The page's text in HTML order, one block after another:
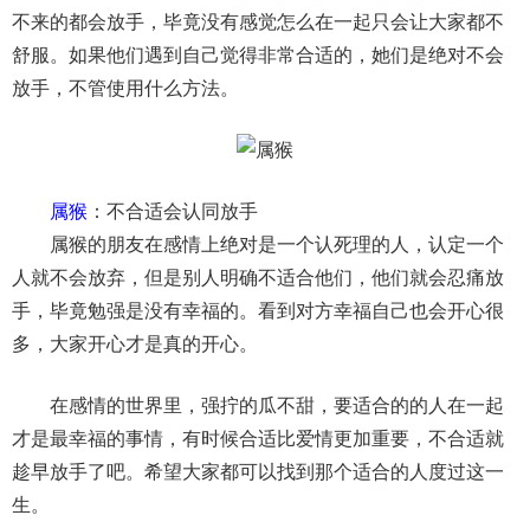
不来的都会放手，毕竟没有感觉怎么在一起只会让大家都不
舒服。如果他们遇到自己觉得非常合适的，她们是绝对不会
放手，不管使用什么方法。
属猴 ：不合适会认同放手
属猴的朋友在感情上绝对是一个认死理的人，认定一个
人就不会放弃，但是别人明确不适合他们，他们就会忍痛放
手，毕竟勉强是没有幸福的。看到对方幸福自己也会开心很
多，大家开心才是真的开心。
在感情的世界里，强拧的瓜不甜，要适合的的人在一起
才是最幸福的事情，有时候合适比爱情更加重要，不合适就
趁早放手了吧。希望大家都可以找到那个适合的人度过这一
生。